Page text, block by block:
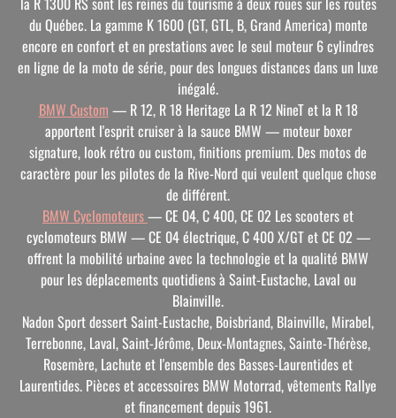
du Québec. La gamme K 1600 (GT, GTL, B, Grand America) monte
encore en confort et en prestations avec le seul moteur 6 cylindres
en ligne de la moto de série, pour des longues distances dans un luxe
inégalé.
BMW Custom — R 12, R 18 Heritage La R 12 NineT et la R 18
apportent l'esprit cruiser à la sauce BMW — moteur boxer
signature, look rétro ou custom, finitions premium. Des motos de
caractère pour les pilotes de la Rive-Nord qui veulent quelque chose
de différent.
BMW Cyclomoteurs— CE 04, C 400, CE 02 Les scooters et
cyclomoteurs BMW — CE 04 électrique, C 400 X/GT et CE 02 —
offrent la mobilité urbaine avec la technologie et la qualité BMW
pour les déplacements quotidiens à Saint-Eustache, Laval ou
Blainville.
Nadon Sport dessert Saint-Eustache, Boisbriand, Blainville, Mirabel,
Terrebonne, Laval, Saint-Jérôme, Deux-Montagnes, Sainte-Thérèse,
Rosemère, Lachute et l'ensemble des Basses-Laurentides et
Laurentides. Pièces et accessoires BMW Motorrad, vêtements Rallye
et financement depuis 1961.